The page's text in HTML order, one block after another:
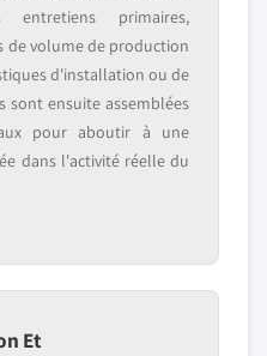
primaires,
de volume de production
d'installation ou de
sont ensuite assemblées
pour aboutir à une
dans l'activité réelle du
Et